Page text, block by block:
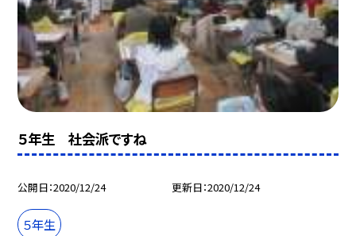
５年生 社会派ですね
公開日 2020/12/24 更新日 2020/12/24
５年生